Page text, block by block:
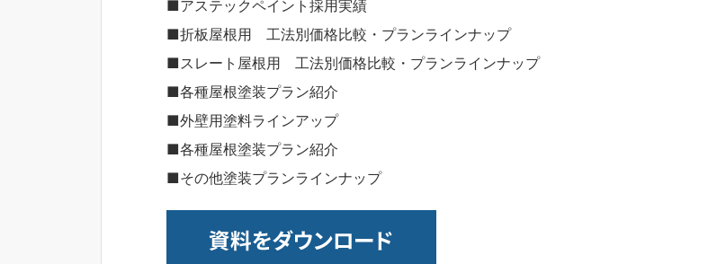
■アステックペイント採用実績
■折板屋根用 工法別価格比較・プランラインナップ
■スレート屋根用 工法別価格比較・プランラインナップ
■各種屋根塗装プラン紹介
■外壁用塗料ラインアップ
■各種屋根塗装プラン紹介
■その他塗装プランラインナップ